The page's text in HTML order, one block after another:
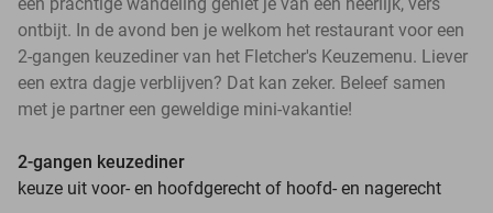
ontbijt. In de avond ben je welkom het restaurant voor een
2-gangen keuzediner van het Fletcher's Keuzemenu. Liever
een extra dagje verblijven? Dat kan zeker. Beleef samen
met je partner een geweldige mini-vakantie!
2-gangen keuzediner
keuze uit voor- en hoofdgerecht of hoofd- en nagerecht